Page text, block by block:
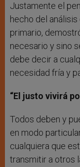
Justamente el
hecho del
primario,
necesario y sino
debe decir a
necesidad fría y
“El justo vivirá
Todos deben y
en modo
cualquiera que
transmitir a otros